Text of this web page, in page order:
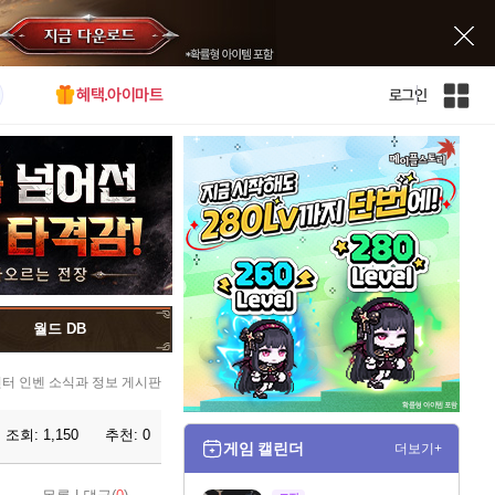
혜택.아이마트 로그인
인
전
체
사
이
월드 DB
인벤 소식과 정보 게시판
조회: 1,150 추천: 0
게임 캘린더 더보기+